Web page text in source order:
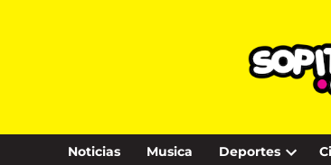
Noticias Musica Deportes